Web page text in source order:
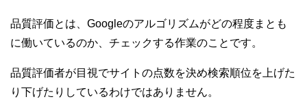
品質評価とは、Googleのアルゴリズムがどの程度まとも
に働いているのか、チェックする作業のことです。
品質評価者が目視でサイトの点数を決め検索順位を上げた
り下げたりしているわけではありません。